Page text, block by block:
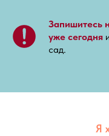
Запишитесь
уже сегодня
сад.
Я